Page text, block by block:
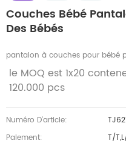
Couches Bébé
Des Bébés
pantalon à couches pour bébé
le MOQ est 1x20
120.000 pcs
Numéro D'article:
Paiement:
T/